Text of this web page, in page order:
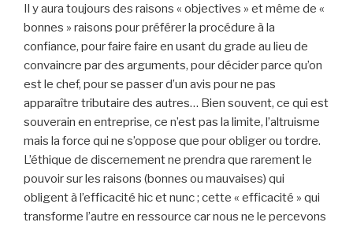
Il y aura toujours des raisons « objectives » et même de «
bonnes » raisons pour préférer la procédure à la
confiance, pour faire faire en usant du grade au lieu de
convaincre par des arguments, pour décider parce qu’on
est le chef, pour se passer d’un avis pour ne pas
apparaître tributaire des autres… Bien souvent, ce qui est
souverain en entreprise, ce n’est pas la limite, l’altruisme
mais la force qui ne s’oppose que pour obliger ou tordre.
L’éthique de discernement ne prendra que rarement le
pouvoir sur les raisons (bonnes ou mauvaises) qui
obligent à l’efficacité hic et nunc ; cette « efficacité » qui
transforme l’autre en ressource car nous ne le percevons